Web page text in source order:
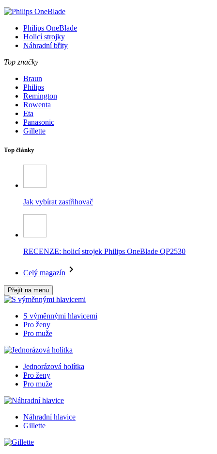
Philips OneBlade
Holicí strojky
Náhradní břity
Top značky
Braun
Philips
Remington
Rowenta
Eta
Panasonic
Gillette
Top články
Jak vybírat zastřihovač
RECENZE: holicí strojek Philips OneBlade QP2530
Celý magazín
Přejít na menu
S výměnnými hlavicemi
Pro ženy
Pro muže
Jednorázová holítka
Pro ženy
Pro muže
Náhradní hlavice
Gillette